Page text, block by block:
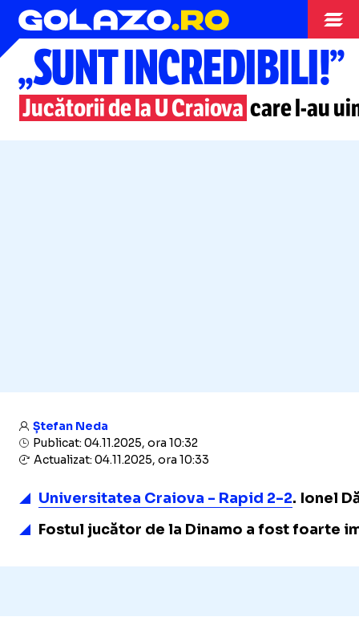
Superliga
„SUNT INCREDIBILI!”
Jucătorii de la U Craiova carel-au
Ștefan Neda
Publicat: 04.11.2025, ora 10:32
Actualizat: 04.11.2025, ora 10:33
Universitatea Craiova - Rapid 2-2. Ionel
Fostul jucător de la Dinamo a fost foarte